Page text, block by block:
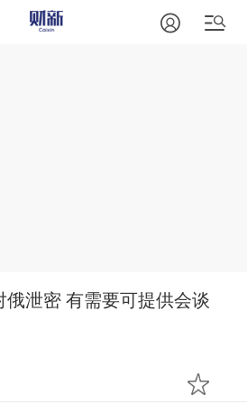
俄泄密 有需要可提供会谈